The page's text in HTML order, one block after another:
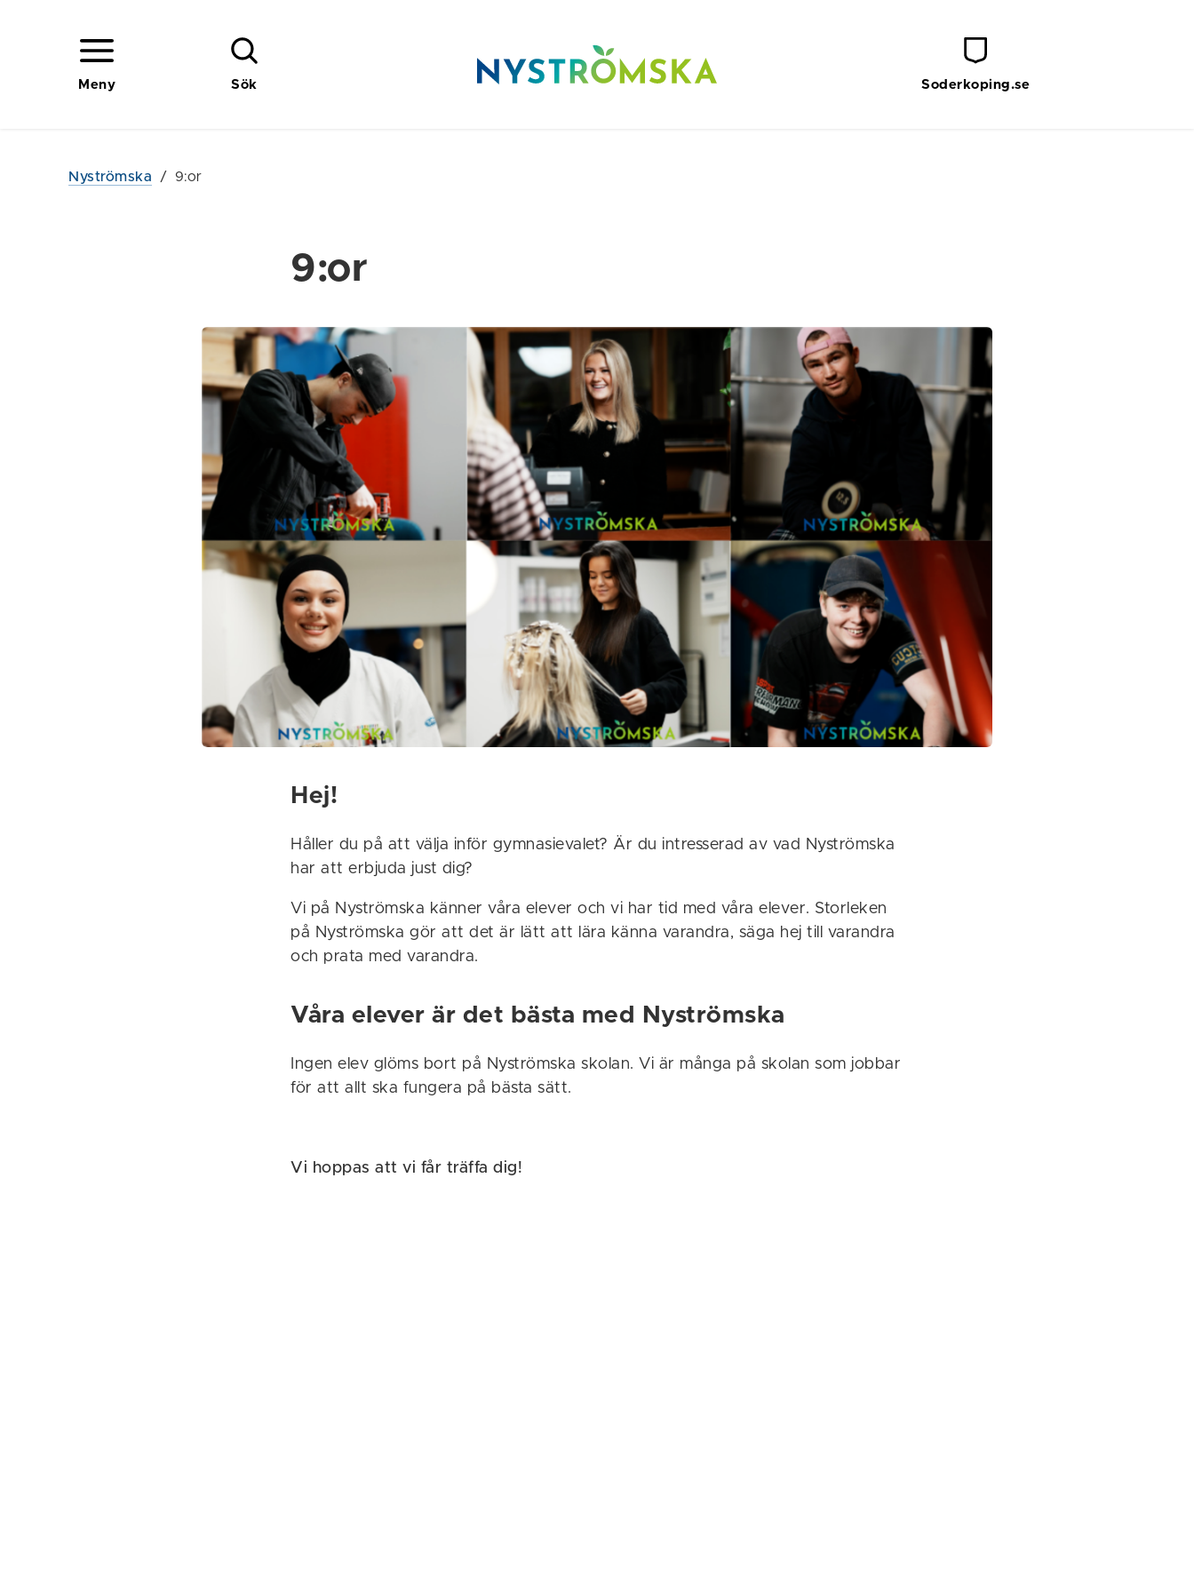
Meny Sök Soderkoping.se
Nyströmska / 9:or
9:or
Hej!
Håller du på att välja inför gymnasievalet? Är du intresserad av vad Nyströmska
har att erbjuda just dig?
Vi på Nyströmska känner våra elever och vi har tid med våra elever. Storleken
på Nyströmska gör att det är lätt att lära känna varandra, säga hej till varandra
och prata med varandra.
Våra elever är det bästa med Nyströmska
Ingen elev glöms bort på Nyströmska skolan. Vi är många på skolan som jobbar
för att allt ska fungera på bästa sätt.
Vi hoppas att vi får träffa dig!